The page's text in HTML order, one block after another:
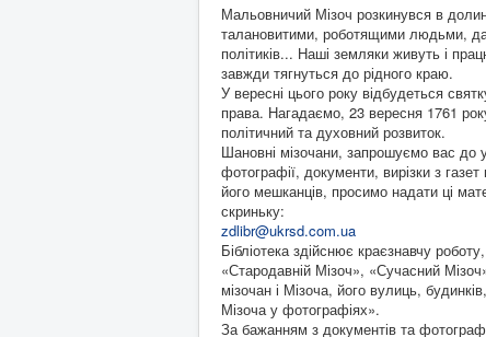
Мальовничий Мізоч розкинувся в
талановитими, роботящими людьми, дав
політиків... Наші земляки живуть і
завжди тягнуться до рідного краю.
У вересні цього року відбудеться
права. Нагадаємо, 23 вересня 1761
політичний та духовний розвиток.
Шановні мізочани, запрошуємо вас до
фотографії, документи, вирізки з
його мешканців, просимо надати ці
скриньку:
zdlibr@ukrsd.com.ua
Бібліотека здійснює краєзнавчу
«Стародавній Мізоч», «Сучасний
мізочан і Мізоча, його вулиць,
Мізоча у фотографіях».
За бажанням з документів та